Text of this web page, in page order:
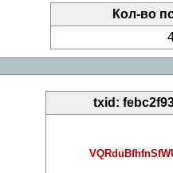
Кол-во
txid: